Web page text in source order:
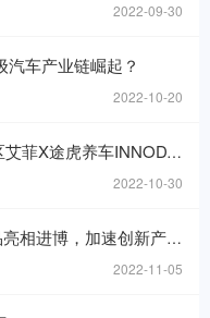
2022-09-30
车产业链崛起？
2022-10-20
养车INNODAY圆满举办！
2022-10-30
进博，加速创新产品落地
2022-11-05